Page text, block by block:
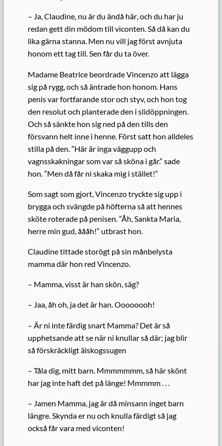
– Ja, Claudine, nu är du ändå här, och du har ju
redan gett din mödom till viconten.Så då kan du
lika gärna stanna. Men nu vill jag först avnjuta
honomett tag till. Sen får du ta över.
Madame Beatrice beordrade Vincenzo att lägga
sig på rygg, och så äntrade hon honom. Hans
penis var fortfarande stor och styv, och hon tog
den resolut och planterade den i slidöppningen.
Och så sänkte hon sig ned på den tills den
försvann helt inne i henne. Först satt hon alldeles
stilla på den . ”Här är inga väggupp och
vagnsskakningar som var så sköna i går.” sade
hon. ”Men då får ni skaka mig i stället!”
Som sagt som gjort, Vincenzo tryckte sig upp i
brygga och svängde på höfterna så att hennes
sköte roterade på penisen. ”Åh, Sankta Maria,
herre min gud, åååh!” utbrast hon.
Claudine tittade storögt på sin månbelysta
mammadär hon red Vincenzo.
– Mamma, visst är han skön, säg?
– Jaa, åh oh, ja det är han. Oooooooh!
– Är ni inte färdig snart Mamma? Det är så
upphetsandeatt se när ni knullar så där; jag blir
så förskräckligt älskogssugen
– Tåla dig, mitt barn. Mmmmmmm, så här skönt
har jag inte haft det på länge! Mmmmm . . .
– Jamen Mamma, jag är då minsann inget barn
längre. Skynda er nu och knulla färdigt så jag
också får vara med viconten!